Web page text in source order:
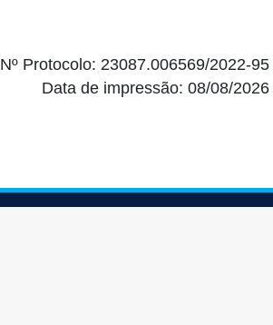
Nº Protocolo: 23087.006569/2022-95
Data de impressão: 08/08/2026